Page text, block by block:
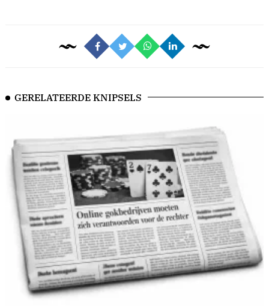
GERELATEERDE KNIPSELS